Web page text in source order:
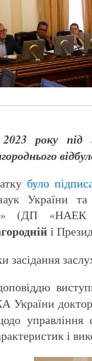
року під
було
України
(ДП «НАЕК
і
засідання
України
і